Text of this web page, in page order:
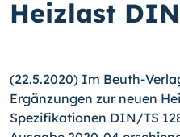
Heizlast
(22.5.2020) Im Beuth-
Ergänzungen zur neuen
Spezifikationen DIN/TS